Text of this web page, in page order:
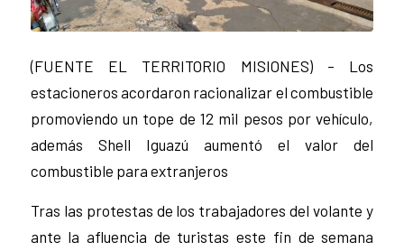
(FUENTE EL TERRITORIO MISIONES) – Los
estacioneros acordaron racionalizar el combustible
promoviendo un tope de 12 mil pesos por vehículo,
además Shell Iguazú aumentó el valor del
combustible para extranjeros
Tras las protestas de los trabajadores del volante y
ante la afluencia de turistas este fin de semana